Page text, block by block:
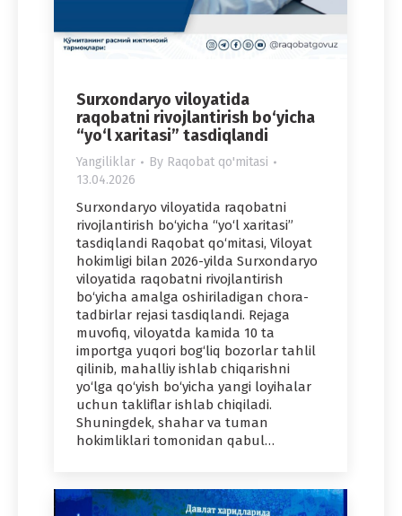
Surxondaryo viloyatida
raqobatni rivojlantirish bo‘yicha
“yo‘l xaritasi” tasdiqlandi
Yangiliklar By Raqobat qo'mitasi
13.04.2026
Surxondaryo viloyatida raqobatni
rivojlantirish bo‘yicha “yo‘l xaritasi”
tasdiqlandi Raqobat qo‘mitasi, Viloyat
hokimligi bilan 2026-yilda Surxondaryo
viloyatida raqobatni rivojlantirish
bo‘yicha amalga oshiriladigan chora-
tadbirlar rejasi tasdiqlandi. Rejaga
muvofiq, viloyatda kamida 10 ta
importga yuqori bog‘liq bozorlar tahlil
qilinib, mahalliy ishlab chiqarishni
yo‘lga qo‘yish bo‘yicha yangi loyihalar
uchun takliflar ishlab chiqiladi.
Shuningdek, shahar va tuman
hokimliklari tomonidan qabul…